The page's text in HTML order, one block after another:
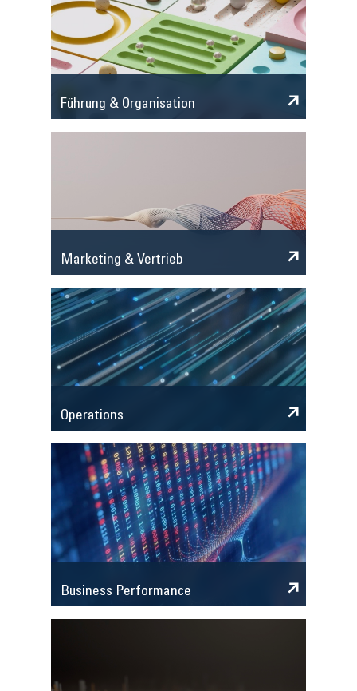
Führung & Organisation
Marketing & Vertrieb
Operations
Business Performance